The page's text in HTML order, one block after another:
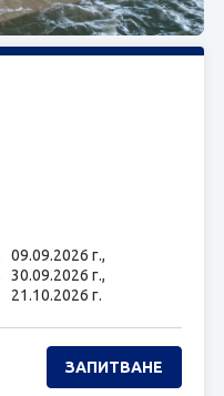
09.09.2026 г.,
30.09.2026 г.,
21.10.2026 г.
ЗАПИТВАНЕ